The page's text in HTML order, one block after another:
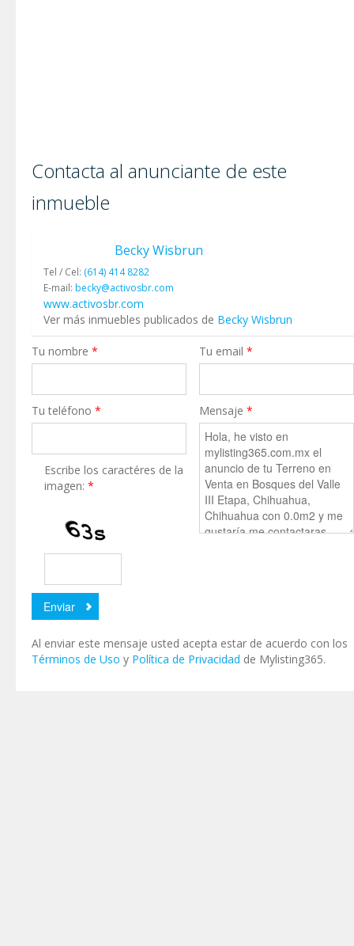
Contacta al anunciante de este
inmueble
Becky Wisbrun
Tel / Cel: (614) 414 8282
E-mail: becky@activosbr.com
www.activosbr.com
Ver más inmuebles publicados de Becky Wisbrun
Tu nombre * Tu email*
Tu teléfono * Mensaje*
Escribe los caractéres de la
imagen:*
Al enviar este mensaje usted acepta estar de acuerdo con los
Términos de Uso y Política de Privacidad de Mylisting365.